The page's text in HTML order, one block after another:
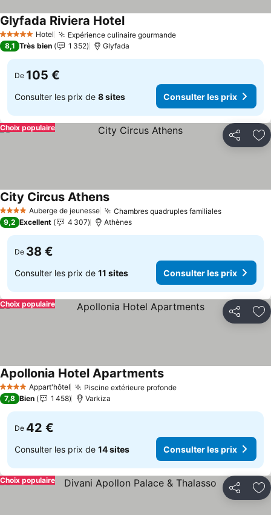
5 Étoiles Hotel Expérience culinaire gourmande
Glyfada Riviera Hotel
8,1 Très bien 1 352 Glyfada
De 105 €
Consulter les prix de 8 sites Consulter les prix
Partager
Choix populaire
4 Étoiles Auberge de jeunesse Chambres quadruples familiales
City Circus Athens
9,2 Excellent 4 307 Athènes
De 38 €
Consulter les prix de 11 sites Consulter les prix
Partager
Choix populaire
4 Étoiles Appart'hôtel Piscine extérieure profonde
Apollonia Hotel Apartments
7,8 Bien 1 458 Varkiza
De 42 €
Consulter les prix de 14 sites Consulter les prix
Partager
Choix populaire